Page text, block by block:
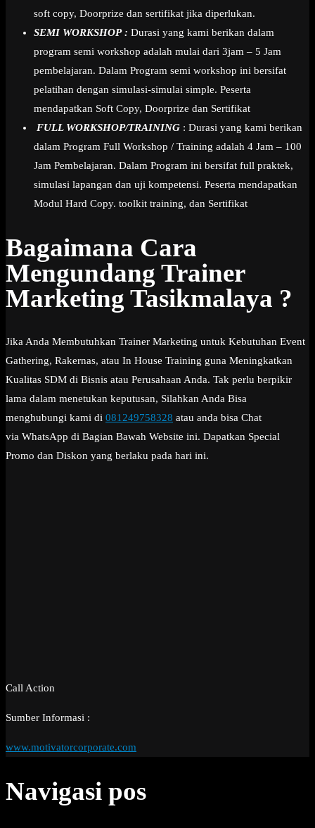
soft copy, Doorprize dan sertifikat jika diperlukan.
SEMI WORKSHOP : Durasi yang kami berikan dalam
program semi workshop adalah mulai dari 3jam – 5 Jam
pembelajaran. Dalam Program semi workshop ini bersifat
pelatihan dengan simulasi-simulai simple. Peserta
mendapatkan Soft Copy, Doorprize dan Sertifikat
FULL WORKSHOP/TRAINING : Durasi yang kami berikan
dalam Program Full Workshop / Training adalah 4 Jam – 100
Jam Pembelajaran. Dalam Program ini bersifat full praktek,
simulasi lapangan dan uji kompetensi. Peserta mendapatkan
Modul Hard Copy. toolkit training, dan Sertifikat
Bagaimana Cara
Mengundang Trainer
Marketing Tasikmalaya ?
Jika Anda Membutuhkan Trainer Marketing untuk Kebutuhan Event
Gathering, Rakernas, atau In House Training guna Meningkatkan
Kualitas SDM di Bisnis atau Perusahaan Anda. Tak perlu berpikir
lama dalam menetukan keputusan, Silahkan Anda Bisa
menghubungi kami di 081249758328 atau anda bisa Chat
via WhatsApp di Bagian Bawah Website ini. Dapatkan Special
Promo dan Diskon yang berlaku pada hari ini.
Call Action
Sumber Informasi :
www.motivatorcorporate.com
Navigasi pos